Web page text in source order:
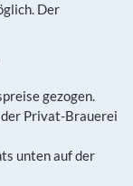
Der
gezogen.
der Privat-Brauerei
unten auf der